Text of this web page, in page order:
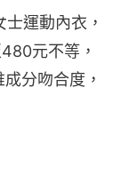
運動內衣，
元不等，
分吻合度，